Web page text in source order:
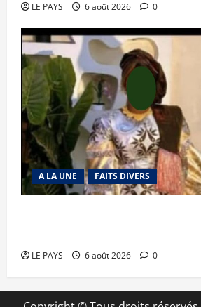
LE PAYS 6 août 2026 0
A LA UNE FAITS DIVERS
LE PAYS 6 août 2026 0